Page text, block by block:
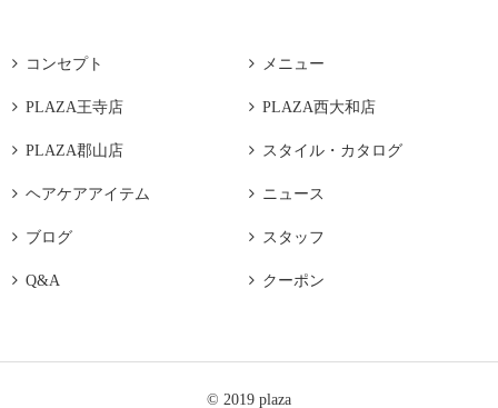
 コンセプト  メニュー
 PLAZA王寺店  PLAZA西大和店
 PLAZA郡山店  スタイル・カタログ
 ヘアケアアイテム  ニュース
 ブログ  スタッフ
 Q&A  クーポン
© 2019 plaza